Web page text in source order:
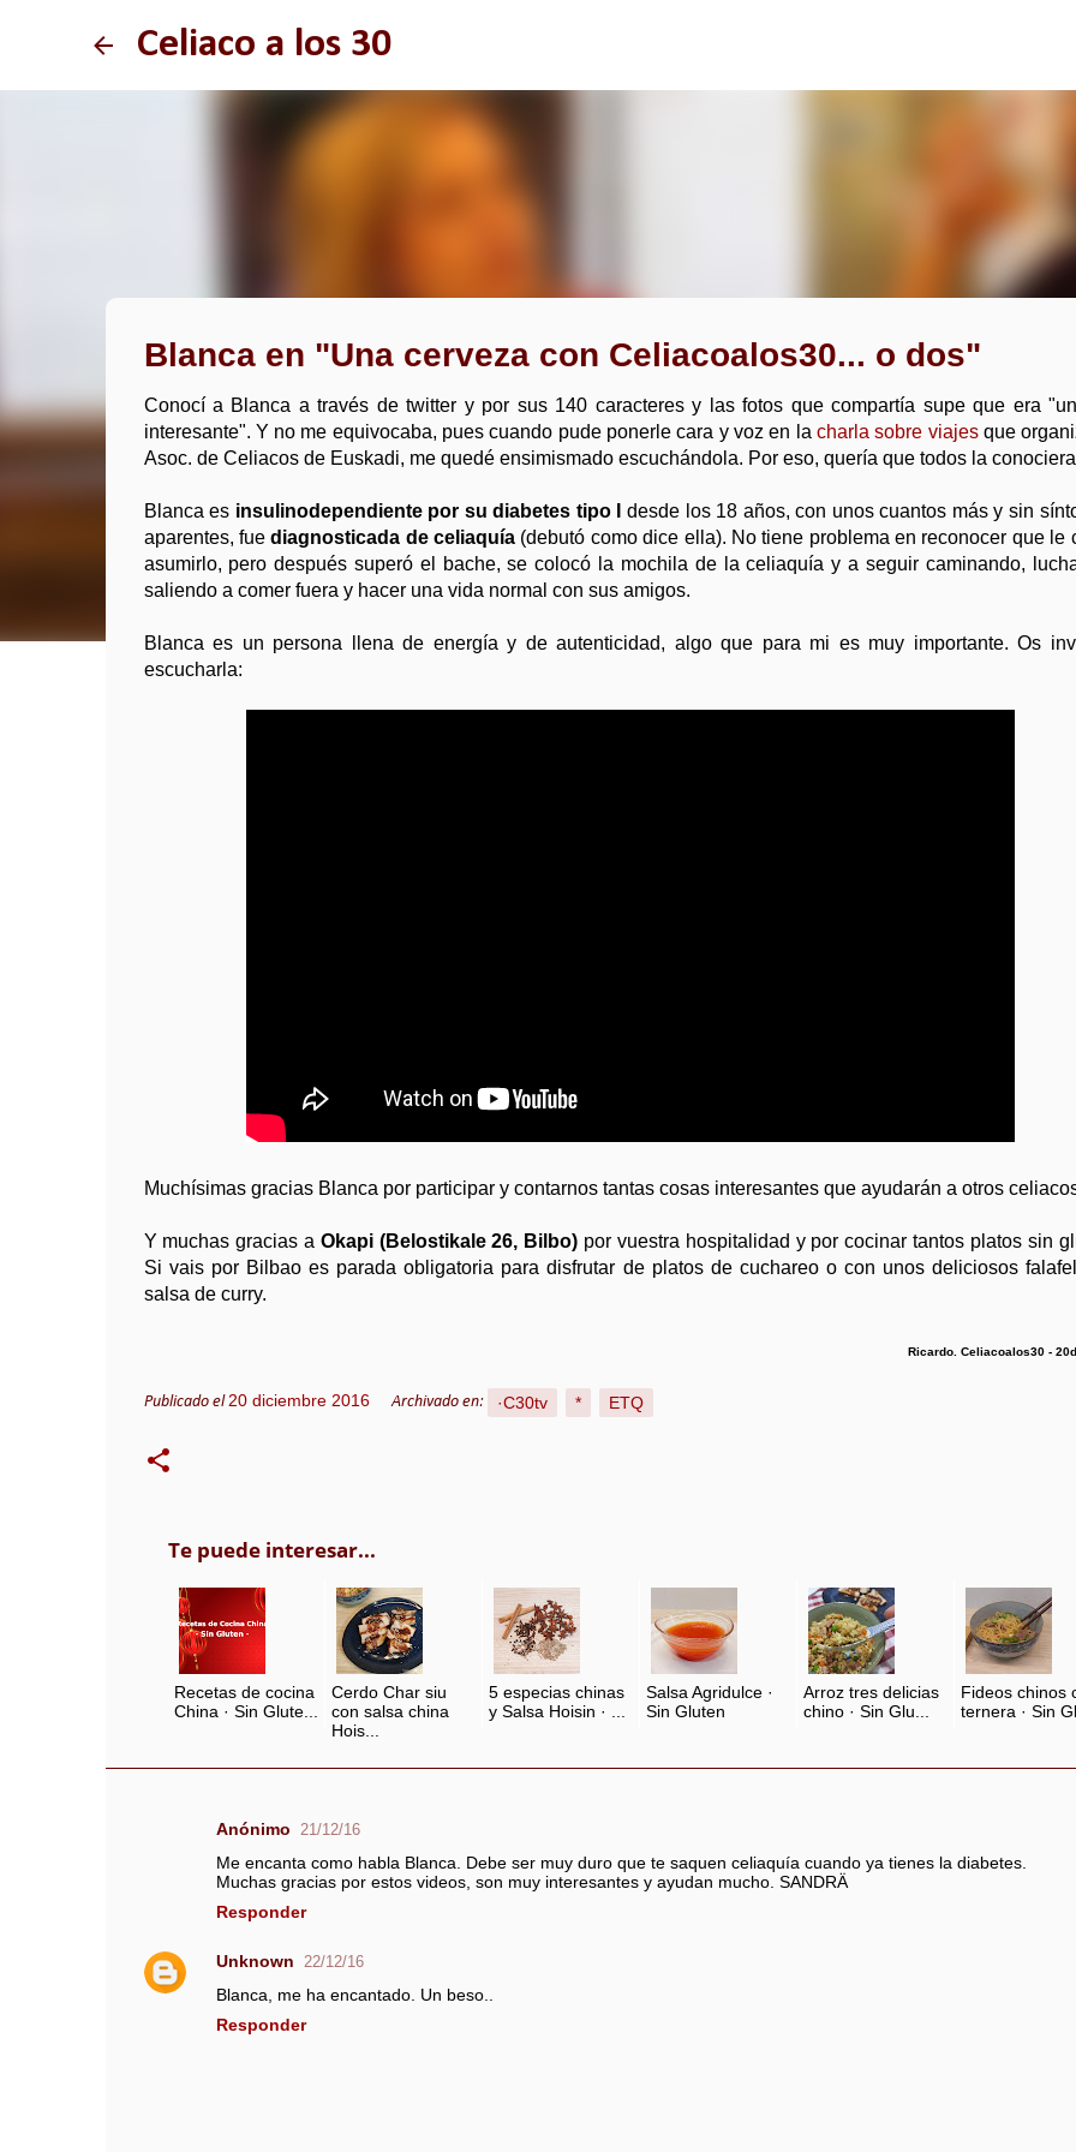
Celiaco a los 30
Blanca en "Una cerveza con Celiacoalos30... o dos"
Conocí a Blanca a través de twitter y por sus 140 caracteres y las fotos que compartía supe que era
interesante". Y no me equivocaba, pues cuando pude ponerle cara y voz en la charla sobre viajesque
Asoc. de Celiacos de Euskadi, me quedé ensimismado escuchándola. Por eso, quería que todos la
Blanca es insulinodependiente por su diabetes tipo I
desde los 18 años, con unos cuantos más y sin
aparentes, fuediagnosticada de celiaquía (debutó como dice ella). No tiene problema en reconocer que le
asumirlo, pero después superó el bache, se colocó la mochila de la celiaquía y a seguir caminando,
saliendo a comer fuera y hacer una vida normal con sus amigos.
Blanca es un persona llena de energía y de autenticidad, algo que para mi es muy importante. Os
escucharla:
Muchísimas gracias Blanca por participar y contarnos tantas cosas interesantes que ayudarán a otros
Y muchas gracias a Okapi (Belostikale 26, Bilbo) por vuestra hospitalidad y por cocinar tantos platos sin
Si vais por Bilbao es parada obligatoria para disfrutar de platos de cuchareo o con unos deliciosos
salsa de curry.
Ricardo. Celiacoalos30 -
Publicado el20 diciembre 2016 Archivado en: ·C30tv * ETQ
Te puede interesar...
Recetas de cocina
China · Sin Glute...
Cerdo Char siu
con salsa china
Hois...
5 especias chinas
y Salsa Hoisin · ...
Salsa Agridulce ·
Sin Gluten
Arroz tres delicias
chino · Sin Glu...
Fideos chinos
ternera · Sin
n
t
Anónimo 21/12/16
Me encanta como habla Blanca. Debe ser muy duro que te saquen celiaquía cuando ya tienes la diabetes.
Muchas gracias por estos videos, son muy interesantes y ayudan mucho. SANDRÄ
Responder
Unknown 22/12/16
Blanca, me ha encantado. Un beso..
Responder